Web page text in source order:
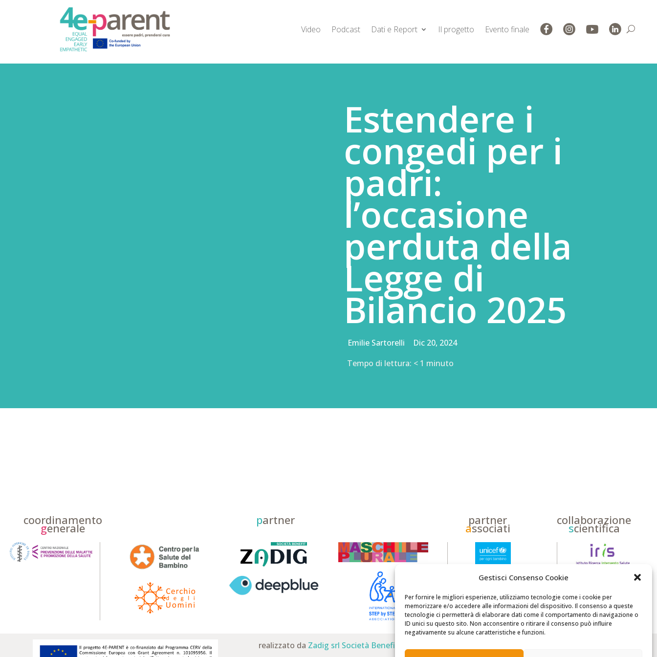
Gestisci Consenso Cookie
Per fornire le migliori esperienze, utilizziamo tecnologie come i cookie per
memorizzare e/o accedere alle informazioni del dispositivo. Il consenso a queste
tecnologie ci permetterà di elaborare dati come il comportamento di navigazione o
ID unici su questo sito. Non acconsentire o ritirare il consenso può influire
negativamente su alcune caratteristiche e funzioni.
Video Podcast Dati e Report Il progetto Evento finale
Estendere i
congedi per i
padri:
l’occasione
perduta della
Legge di
Bilancio 2025
Emilie Sartorelli
Dic 20, 2024
Tempo di lettura: < 1 minuto
coordinamento
generale
partner partner
associati
collaborazione
scientifica
realizzato da Zadig srl Società Benefit